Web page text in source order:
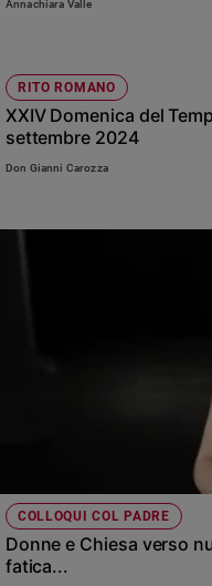
Annachiara Valle
RITO ROMANO
XXIV Domenica del
settembre 2024
Don Gianni Carozza
COLLOQUI COL PADRE
Donne e Chiesa verso
fatica...